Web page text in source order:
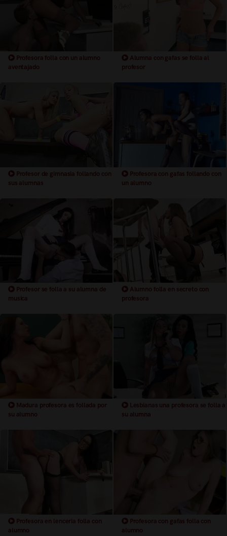
Profesora folla con un alumno
aventajado
Alumna con gafas se folla al
profesor
Profesor de gimnasia follando con
sus alumnas
Profesora con gafas follando con
un alumno
Profesor se folla a su alumna de
musica
Alumno folla en secreto con
profesora
Madura profesora es follada por
su alumno
Lesbianas una profesora se folla a
su alumna
Profesora en lenceria folla con
alumno
Profesora con gafas folla con
alumno